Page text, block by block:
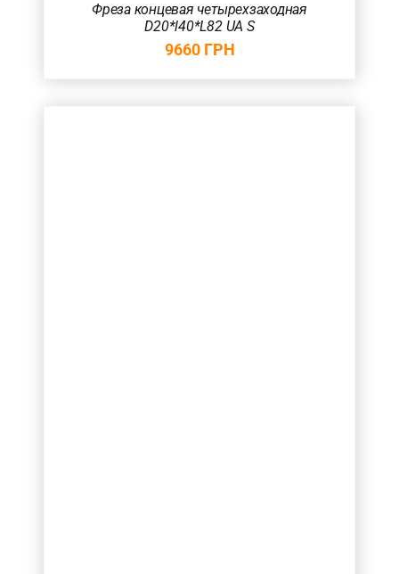
Фреза концевая четырехзаходная
D20*l40*L82 UA S
9660 ГРН